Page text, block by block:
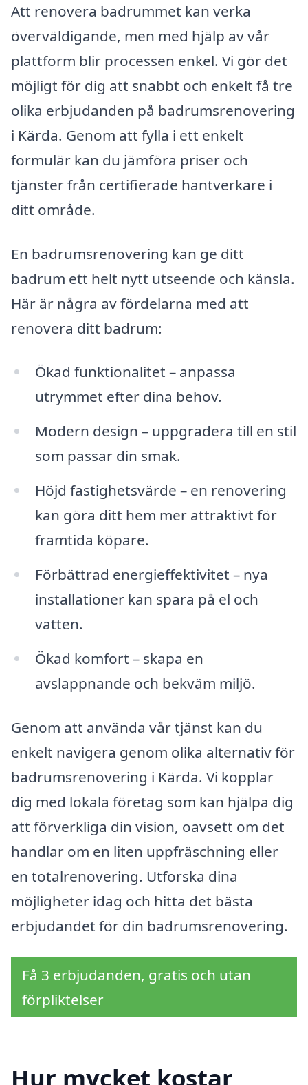
Att renovera badrummet kan verka
överväldigande, men med hjälp av vår
plattform blir processen enkel. Vi gör det
möjligt för dig att snabbt och enkelt få tre
olika erbjudanden på badrumsrenovering
i Kärda. Genom att fylla i ett enkelt
formulär kan du jämföra priser och
tjänster från certifierade hantverkare i
ditt område.
En badrumsrenovering kan ge ditt
badrum ett helt nytt utseende och känsla.
Här är några av fördelarna med att
renovera ditt badrum:
Ökad funktionalitet – anpassa
utrymmet efter dina behov.
Modern design – uppgradera till en stil
som passar din smak.
Höjd fastighetsvärde – en renovering
kan göra ditt hem mer attraktivt för
framtida köpare.
Förbättrad energieffektivitet – nya
installationer kan spara på el och
vatten.
Ökad komfort – skapa en
avslappnande och bekväm miljö.
Genom att använda vår tjänst kan du
enkelt navigera genom olika alternativ för
badrumsrenovering i Kärda. Vi kopplar
dig med lokala företag som kan hjälpa dig
att förverkliga din vision, oavsett om det
handlar om en liten uppfräschning eller
en totalrenovering. Utforska dina
möjligheter idag och hitta det bästa
erbjudandet för din badrumsrenovering.
Få 3 erbjudanden, gratis och utan
förpliktelser
Hur mycket kostar